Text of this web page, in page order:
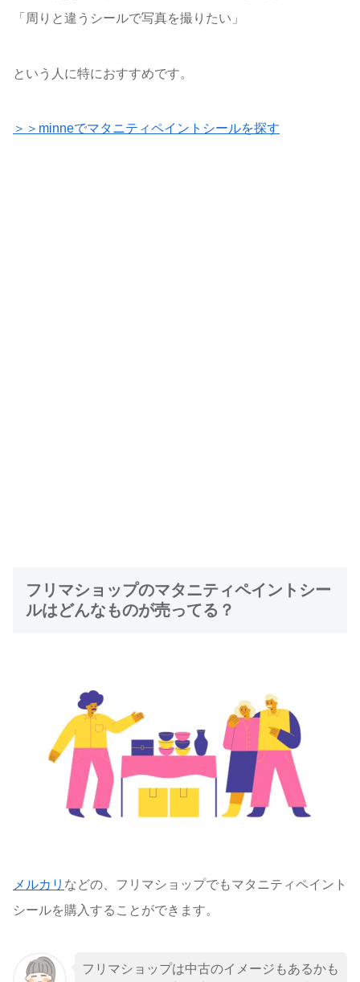
「周りと違うシールで写真を撮りたい」
という人に特におすすめです。
＞＞minneでマタニティペイントシールを探す
フリマショップのマタニティペイントシー
ルはどんなものが売ってる？
メルカリ などの、フリマショップでもマタニティペイント
シールを購入することができます。
フリマショップは中古のイメージもあるかも